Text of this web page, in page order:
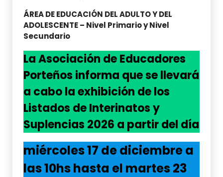
ÁREA DE EDUCACIÓN DEL ADULTO Y DEL
ADOLESCENTE – Nivel Primario y Nivel
Secundario
La Asociación de Educadores
Porteños informa que se llevará
a cabo la exhibición de los
Listados de Interinatos y
Suplencias 2026 a partir del día
miércoles 17 de diciembre a
las 10hs hasta el martes 23